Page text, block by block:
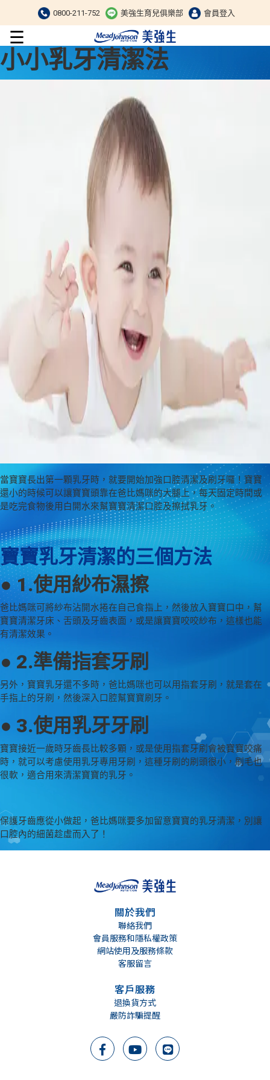
0800-211-752 美強生育兒俱樂部 會員登入
☰
小小乳牙清潔法
當寶寶長出第一顆乳牙時，就要開始加強口腔清潔及刷牙囉！寶寶
還小的時候可以讓寶寶頭靠在爸比媽咪的大腿上，每天固定時間或
是吃完食物後用白開水來幫寶寶清潔口腔及擦拭乳牙。
寶寶乳牙清潔的三個方法
● 1.使用紗布濕擦
爸比媽咪可將紗布沾開水捲在自己食指上，然後放入寶寶口中，幫
寶寶清潔牙床、舌頭及牙齒表面，或是讓寶寶咬咬紗布，這樣也能
有清潔效果。
● 2.準備指套牙刷
另外，寶寶乳牙還不多時，爸比媽咪也可以用指套牙刷，就是套在
手指上的牙刷，然後深入口腔幫寶寶刷牙。
● 3.使用乳牙牙刷
寶寶接近一歲時牙齒長比較多顆，或是使用指套牙刷會被寶寶咬痛
時，就可以考慮使用乳牙專用牙刷，這種牙刷的刷頭很小，刷毛也
很軟，適合用來清潔寶寶的乳牙。
保護牙齒應從小做起，爸比媽咪要多加留意寶寶的乳牙清潔，別讓
口腔內的細菌趁虛而入了！
關於我們
聯絡我們
會員服務和隱私權政策
網站使用及服務條款
客服留言
客戶服務
退換貨方式
嚴防詐騙提醒